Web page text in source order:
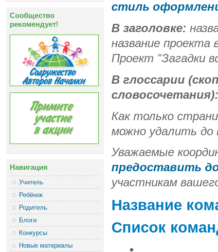
Сообщество
рекомендует!
Навигация
Учитель
Ребёнок
Родитель
Блоги
Конкурсы
Новые материалы
стиль
В заголовке:
название проекта
Проект "Загадки
В глоссарии
Как только
можно удалить до
Уважаемые
предоставить
участникам
Название
Список